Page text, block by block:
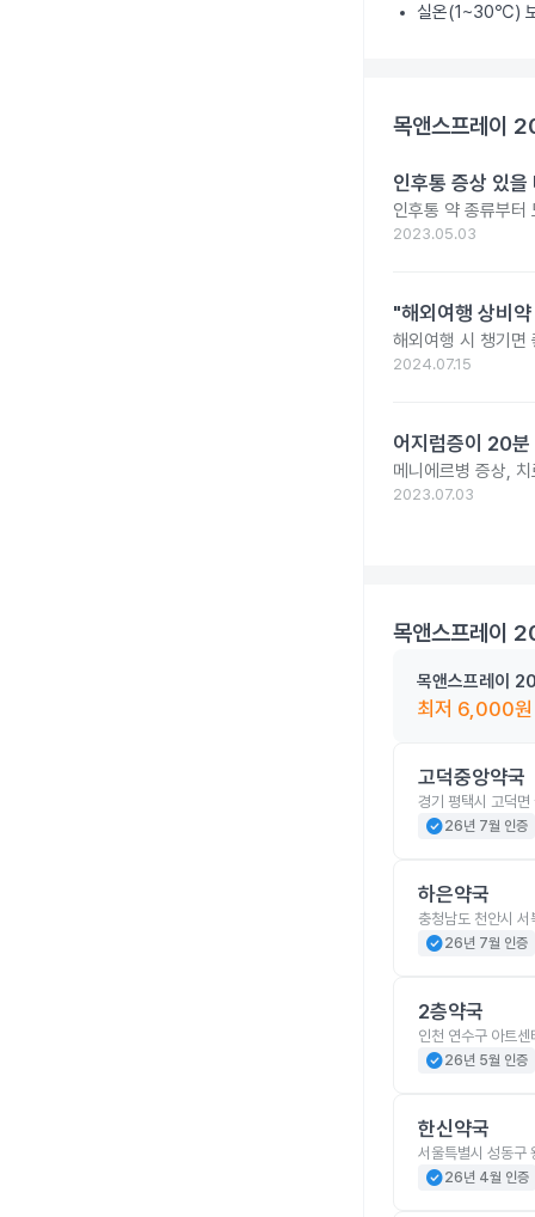
실온(1~30℃)
목앤스프레이
인후통 증상 있
인후통 약 종류부터
2023.05.03
"해외여행 상비
해외여행 시 챙기면
2024.07.15
어지럼증이 20분
메니에르병 증상,
2023.07.03
목앤스프레이
목앤스프레이
최저 6,000원
고덕중앙약국
경기 평택시 고덕
check_circle26년 7월 인증
하은약국
충청남도 천안시
check_circle26년 7월 인증
2층약국
인천 연수구 아트
check_circle26년 5월 인증
한신약국
서울특별시 성동구
check_circle26년 4월 인증